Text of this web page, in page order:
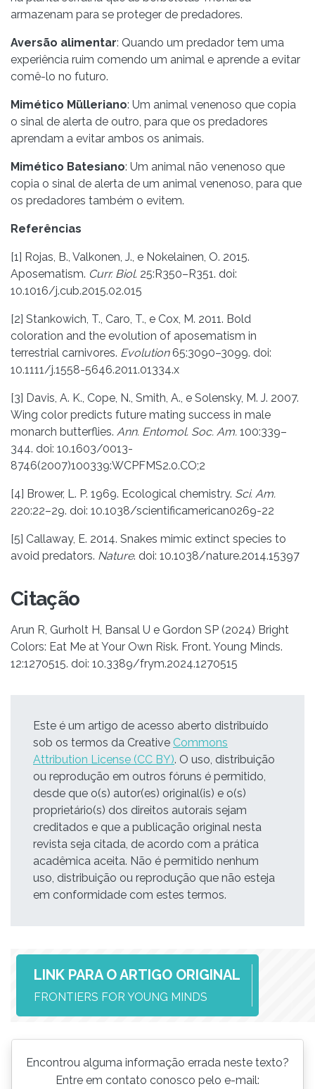
armazenam para se proteger de predadores.
Aversão alimentar: Quando um predador tem uma
experiência ruim comendo um animal e aprende a evitar
comê-lo no futuro.
Mimético Mülleriano: Um animal venenoso que copia
o sinal de alerta de outro, para que os predadores
aprendam a evitar ambos os animais.
Mimético Batesiano: Um animal não venenoso que
copia o sinal de alerta de um animal venenoso, para que
os predadores também o evitem.
Referências
[1] Rojas, B., Valkonen, J., e Nokelainen, O. 2015.
Aposematism. Curr. Biol. 25:R350–R351. doi:
10.1016/j.cub.2015.02.015
[2] Stankowich, T., Caro, T., e Cox, M. 2011. Bold
coloration and the evolution of aposematism in
terrestrial carnivores. Evolution65:3090–3099. doi:
10.1111/j.1558-5646.2011.01334.x
[3] Davis, A. K., Cope, N., Smith, A., e Solensky, M. J. 2007.
Wing color predicts future mating success in male
monarch butterflies. Ann. Entomol. Soc. Am. 100:339–
344. doi: 10.1603/0013-
8746(2007)100339:WCPFMS2.0.CO;2
[4] Brower, L. P. 1969. Ecological chemistry. Sci. Am.
220:22–29. doi: 10.1038/scientificamerican0269-22
[5] Callaway, E. 2014. Snakes mimic extinct species to
avoid predators. Nature. doi: 10.1038/nature.2014.15397
Citação
Arun R, Gurholt H, Bansal U e Gordon SP (2024) Bright
Colors: Eat Me at Your Own Risk. Front. Young Minds.
12:1270515. doi: 10.3389/frym.2024.1270515
Este é um artigo de acesso aberto distribuído
sob os termos da Creative Commons
Attribution License (CC BY). O uso, distribuição
ou reprodução em outros fóruns é permitido,
desde que o(s) autor(es) original(is) e o(s)
proprietário(s) dos direitos autorais sejam
creditados e que a publicação original nesta
revista seja citada, de acordo com a prática
acadêmica aceita. Não é permitido nenhum
uso, distribuição ou reprodução que não esteja
em conformidade com estes termos.
LINK PARA O ARTIGO ORIGINAL
FRONTIERS FOR YOUNG MINDS
Encontrou alguma informação errada neste texto?
Entre em contato conosco pelo e-mail: